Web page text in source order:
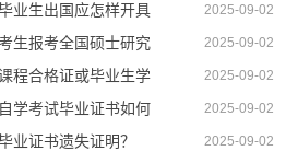
2025-09-02
业生出国应怎样开具
2025-09-02
生报考全国硕士研究
2025-09-02
程合格证或毕业生学
2025-09-02
学考试毕业证书如何
2025-09-02
业证书遗失证明？